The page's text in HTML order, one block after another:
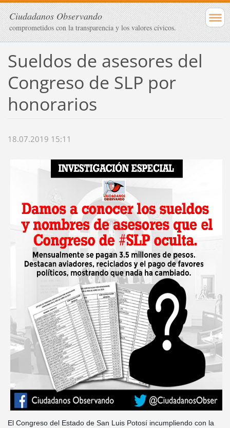
Ciudadanos Observando
comprometidos con la transparencia y los valores cívicos.
Sueldos de asesores del
Congreso de SLP por
honorarios
18.07.2019 15:11
El Congreso del Estado de San Luis Potosí incumpliendo con la